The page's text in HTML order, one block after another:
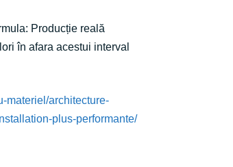
Producție reală
în afara acestui interval
materiel/architecture-
plus-performante/